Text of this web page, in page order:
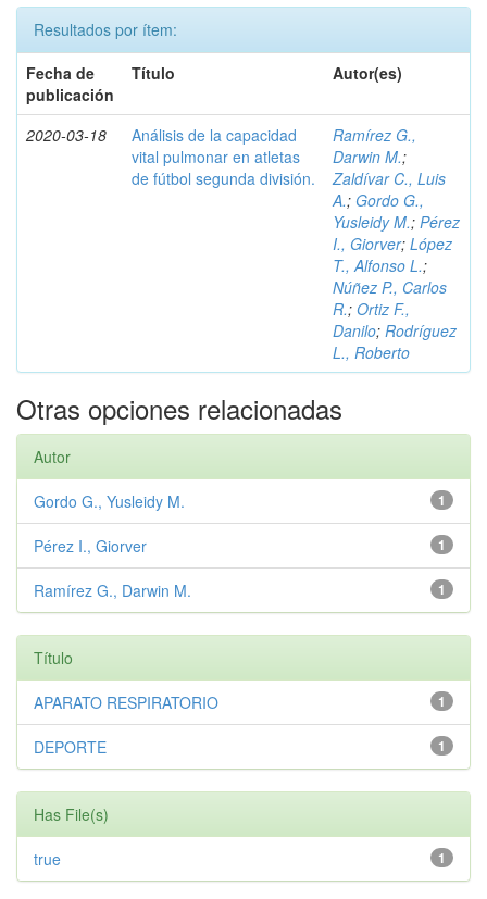
Resultados por ítem:
Fecha de
publicación
Título Autor(es)
2020-03-18
Análisis de la capacidad
vital pulmonar en atletas
de fútbol segunda división.
Ramírez G.,
Darwin M.;
Zaldívar C., Luis
A.; Gordo G.,
Yusleidy M.; Pérez
I., Giorver; López
T., Alfonso L.;
Núñez P., Carlos
R.; Ortiz F.,
Danilo; Rodríguez
L., Roberto
Otras opciones relacionadas
Autor
1
Gordo G., Yusleidy M.
1
Pérez I., Giorver
1
Ramírez G., Darwin M.
Título
1
APARATO RESPIRATORIO
1
DEPORTE
Has File(s)
1
true